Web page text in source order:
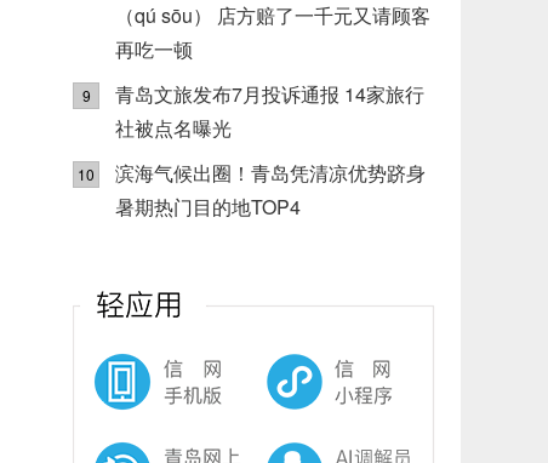
（qú sōu） 店方赔了一千元又请顾客
再吃一顿
9
青岛文旅发布7月投诉通报 14家旅行
社被点名曝光
10
滨海气候出圈！青岛凭清凉优势跻身
暑期热门目的地TOP4